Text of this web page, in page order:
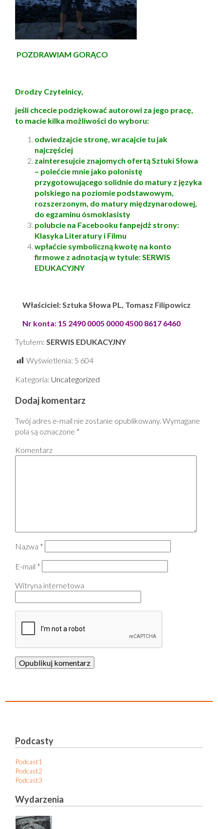
POZDRAWIAM GORĄCO
Drodzy Czytelnicy,
jeśli chcecie podziękować autorowi za jego pracę,
to macie kilka możliwości do wyboru:
odwiedzajcie stronę, wracajcie tu jak
najczęściej
zainteresujcie znajomych ofertą Sztuki Słowa
– polećcie mnie jako polonistę
przygotowującego solidnie do matury z języka
polskiego na poziomie podstawowym,
rozszerzonym, do matury międzynarodowej,
do egzaminu ósmoklasisty
polubcie na Facebooku fanpejdż strony:
Klasyka Literatury i Filmu
wpłaćcie symboliczną kwotę na konto
firmowe z adnotacją w tytule: SERWIS
EDUKACYJNY
Właściciel: Sztuka Słowa PL, Tomasz Filipowicz
Nr konta: 15 2490 0005 0000 4500 8617 6460
Tytułem:SERWIS EDUKACYJNY
Wyświetlenia: 5 604
Kategoria: Uncategorized
Dodaj komentarz
Twój adres e-mail nie zostanie opublikowany. Wymagane
pola są oznaczone *
Komentarz
Nazwa *
E-mail *
Witryna internetowa
Podcasty
Podcast1
Podcast2
Podcast3
Wydarzenia